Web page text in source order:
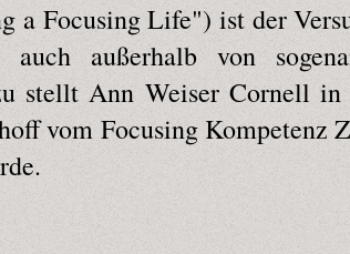
Focusing Life") ist der
außerhalb von
stellt Ann Weiser Cornell
vom Focusing Kompetenz